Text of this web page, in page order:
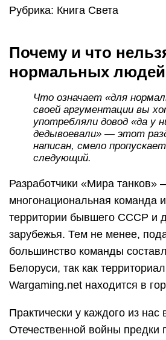
Рубрика: Книга Света
Почему и что
нормальных людей
Что означает «для
своей аргументации вы
употребляли довод «да у
дедывоевали» — этот
написан, смело
следующий.
Разработчики «Мира танков»
многонациональная команда
территории бывшего СССР и
зарубежья. Тем не менее,
большинство команды
Белоруси, так как
Wargaming.net находится в
Практически у каждого из
Отечественной войны предки